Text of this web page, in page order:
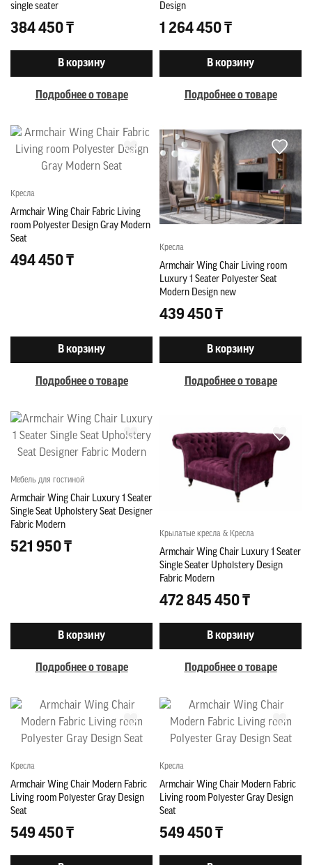
single seater
384 450 ₸
В корзину
Подробнее о товаре
Design
1 264 450 ₸
В корзину
Подробнее о товаре
Кресла
Armchair Wing Chair Fabric Living
room Polyester Design Gray Modern
Seat
494 450 ₸
В корзину
Подробнее о товаре
Кресла
Armchair Wing Chair Living room
Luxury 1 Seater Polyester Seat
Modern Design new
439 450 ₸
В корзину
Подробнее о товаре
Мебель для гостиной
Armchair Wing Chair Luxury 1 Seater
Single Seat Upholstery Seat Designer
Fabric Modern
521 950 ₸
В корзину
Подробнее о товаре
Крылатые кресла & Кресла
Armchair Wing Chair Luxury 1 Seater
Single Seater Upholstery Design
Fabric Modern
472 845 450 ₸
В корзину
Подробнее о товаре
Кресла
Armchair Wing Chair Modern Fabric
Living room Polyester Gray Design
Seat
549 450 ₸
Кресла
Armchair Wing Chair Modern Fabric
Living room Polyester Gray Design
Seat
549 450 ₸